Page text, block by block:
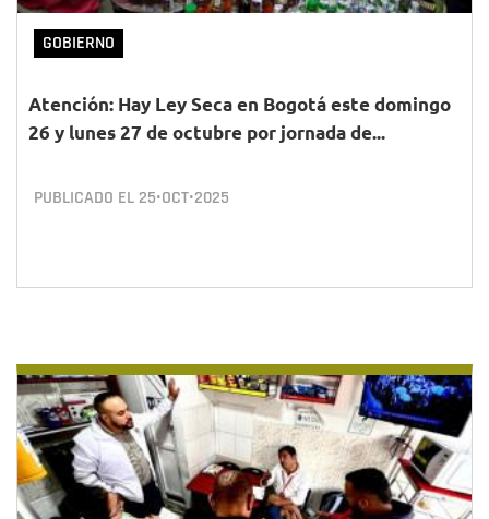
GOBIERNO
Atención: Hay Ley Seca en Bogotá este domingo
26 y lunes 27 de octubre por jornada de...
PUBLICADO EL 25•OCT•2025